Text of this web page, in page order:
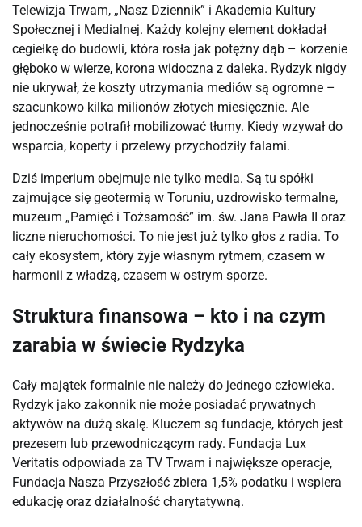
Telewizja Trwam, „Nasz Dziennik” i Akademia Kultury
Społecznej i Medialnej. Każdy kolejny element dokładał
cegiełkę do budowli, która rosła jak potężny dąb – korzenie
głęboko w wierze, korona widoczna z daleka. Rydzyk nigdy
nie ukrywał, że koszty utrzymania mediów są ogromne –
szacunkowo kilka milionów złotych miesięcznie. Ale
jednocześnie potrafił mobilizować tłumy. Kiedy wzywał do
wsparcia, koperty i przelewy przychodziły falami.
Dziś imperium obejmuje nie tylko media. Są tu spółki
zajmujące się geotermią w Toruniu, uzdrowisko termalne,
muzeum „Pamięć i Tożsamość” im. św. Jana Pawła II oraz
liczne nieruchomości. To nie jest już tylko głos z radia. To
cały ekosystem, który żyje własnym rytmem, czasem w
harmonii z władzą, czasem w ostrym sporze.
Struktura finansowa – kto i na czym
zarabia w świecie Rydzyka
Cały majątek formalnie nie należy do jednego człowieka.
Rydzyk jako zakonnik nie może posiadać prywatnych
aktywów na dużą skalę. Kluczem są fundacje, których jest
prezesem lub przewodniczącym rady. Fundacja Lux
Veritatis odpowiada za TV Trwam i największe operacje,
Fundacja Nasza Przyszłość zbiera 1,5% podatku i wspiera
edukację oraz działalność charytatywną.